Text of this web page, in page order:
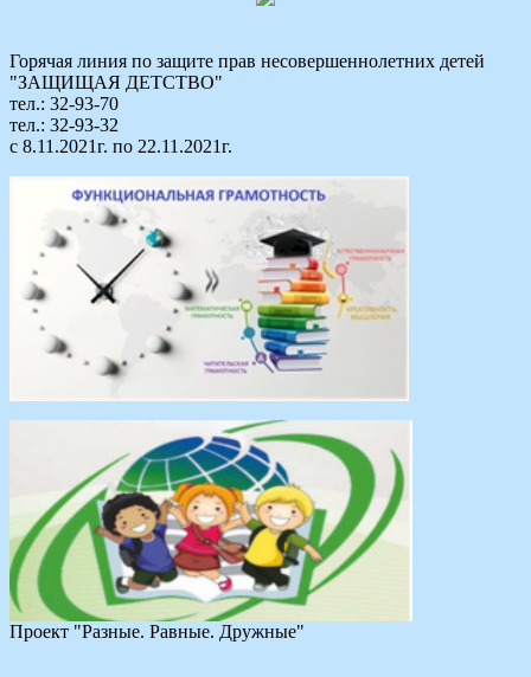
Горячая линия по защите прав несовершеннолетних детей
"ЗАЩИЩАЯ ДЕТСТВО"
тел.: 32-93-70
тел.: 32-93-32
с 8.11.2021г. по 22.11.2021г.
Проект "Разные. Равные. Дружные"